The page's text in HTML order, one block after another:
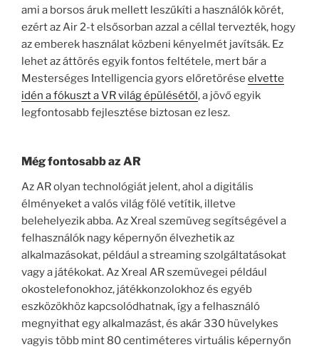
ami a borsos áruk mellett leszűkíti a használók körét,
ezért az Air 2-t elsősorban azzal a céllal tervezték, hogy
az emberek használat közbeni kényelmét javítsák. Ez
lehet az áttörés egyik fontos feltétele, mert bár a
Mesterséges Intelligencia gyors előretörése elvette
idén a fókuszt a VR világ épülésétől, a jövő egyik
legfontosabb fejlesztése biztosan ez lesz.
Még fontosabb az AR
Az AR olyan technológiát jelent, ahol a digitális
élményeket a valós világ fölé vetítik, illetve
belehelyezik abba. Az Xreal szemüveg segítségével a
felhasználók nagy képernyőn élvezhetik az
alkalmazásokat, például a streaming szolgáltatásokat
vagy a játékokat. Az Xreal AR szemüvegei például
okostelefonokhoz, játékkonzolokhoz és egyéb
eszközökhöz kapcsolódhatnak, így a felhasználó
megnyithat egy alkalmazást, és akár 330 hüvelykes
vagyis több mint 80 centiméteres virtuális képernyőn